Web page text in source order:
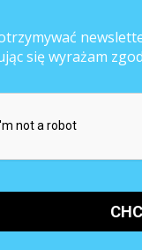
w podmiocie
się on do czasu
za pracę w godzinach
w przypadku
jest obowiązkiem
jest polecenie
polecenia
to generalną
się wyrażam